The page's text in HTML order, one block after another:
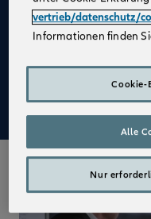
Kostenfreie
Aufbau einer
Mehr zu Deinen
vertrieb/datenschutz/
Informationen finden
Cookie-
Nur
Alle